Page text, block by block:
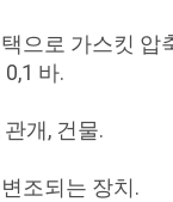
으로 가스킷 압
바.
개, 건물.
조되는 장치.